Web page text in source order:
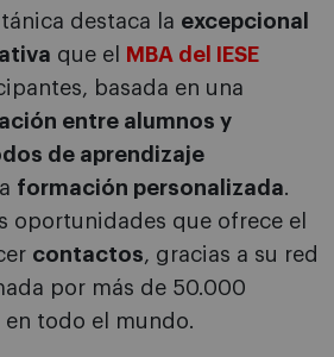
destaca la excepcional
que el
MBA del IESE
basada en una
entre alumnos y
de aprendizaje
formación personalizada.
oportunidades que ofrece el
contactos, gracias a su red
por más de 50.000
todo el mundo.